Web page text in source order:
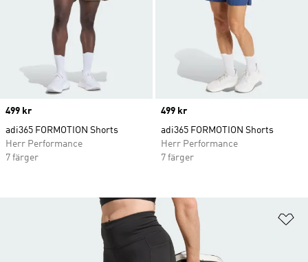
Price
499 kr
adi365 FORMOTION Shorts
Herr Performance
7 färger
Price
499 kr
adi365 FORMOTION Shorts
Herr Performance
7 färger